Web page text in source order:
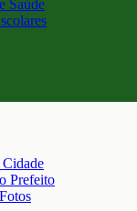
Saúde
Prefeito